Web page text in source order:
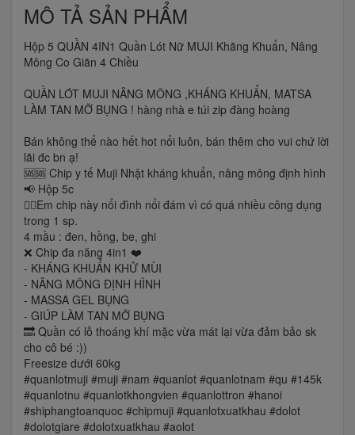
MÔ TẢ SẢN PHẨM
Hộp 5 QUẦN 4IN1 Quần Lót Nữ MUJI Khãng Khuẩn, Nâng
Mông Co Giãn 4 Chiều
QUẦN LÓT MUJI NÂNG MÔNG ,KHÁNG KHUẨN, MATSA
LÀM TAN MỠ BỤNG ! hàng nhà e túi zip đàng hoàng
Bán không thể nào hết hot nổi luôn, bán thêm cho vui chứ lời
lãi đc bn ạ!
🆘🆘 Chip y tế Muji Nhật kháng khuẩn, nâng mông định hình
📢 Hộp 5c
👉🏻Em chip này nổi đình nổi đám vì có quá nhiều công dụng
trong 1 sp.
4 mầu : đen, hồng, be, ghi
❌ Chip đa năng 4in1 ❤️
- KHÁNG KHUẨN KHỬ MÙI
- NÂNG MÔNG ĐỊNH HÌNH
- MASSA GEL BỤNG
- GIÚP LÀM TAN MỠ BỤNG
🔜 Quần có lỗ thoáng khí mặc vừa mát lại vừa đảm bảo sk
cho cô bé :))
Freesize dưới 60kg
#quanlotmuji #muji #nam #quanlot #quanlotnam #qu #145k
#quanlotnu #quanlotkhongvien #quanlottron #hanoi
#shiphangtoanquoc #chipmuji #quanlotxuatkhau #dolot
#dolotgiare #dolotxuatkhau #aolot